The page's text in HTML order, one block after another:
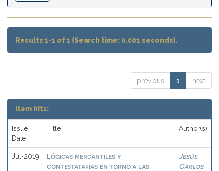
Results 1-1 of 1 (Search time: 0.001 seconds).
previous 1 next
Item hits:
Issue
Date
Title Author(s)
Jul-2019
Lógicas mercantiles y
contestatarias en torno a las
Jesús
Carlos